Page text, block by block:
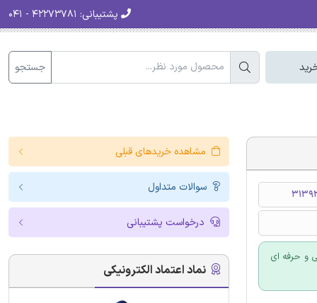
پشتیبانی:
جستجو
و حرفه ای
مشاهده خریدهای قبلی
سوالات متداول
درخواست پشتیبانی
نماد اعتماد الکترونیکی